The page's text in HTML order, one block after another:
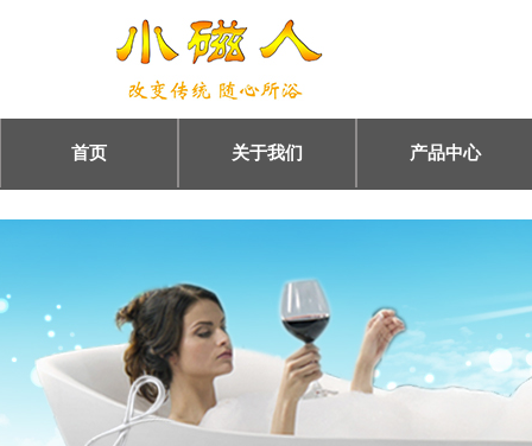
首页 关于我们 产品中心